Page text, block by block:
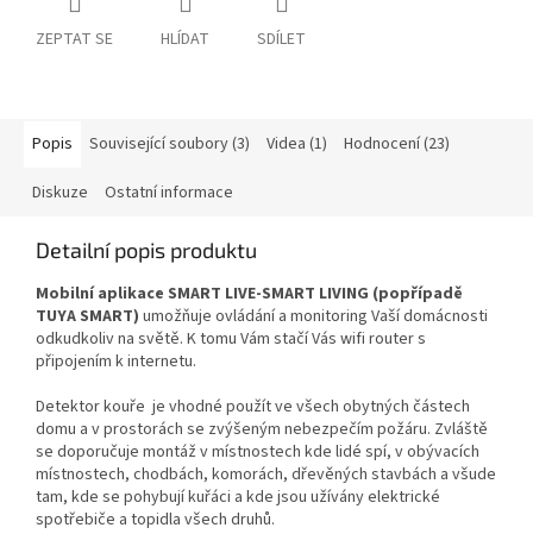
ZEPTAT SE HLÍDAT SDÍLET
Popis Související soubory (3) Videa (1) Hodnocení (23)
Diskuze Ostatní informace
Detailní popis produktu
Mobilní aplikace SMART LIVE-SMART LIVING (popřípadě
TUYA SMART) umožňuje ovládání a monitoring Vaší domácnosti
odkudkoliv na světě. K tomu Vám stačí Vás wifi router s
připojením k internetu.
Detektor kouře je vhodné použít ve všech obytných částech
domu a v prostorách se zvýšeným nebezpečím požáru. Zvláště
se doporučuje montáž v místnostech kde lidé spí, v obývacích
místnostech, chodbách, komorách, dřevěných stavbách a všude
tam, kde se pohybují kuřáci a kde jsou užívány elektrické
spotřebiče a topidla všech druhů.